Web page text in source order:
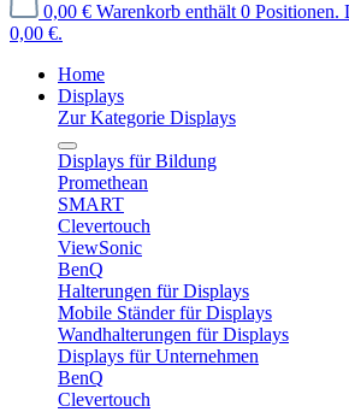
0,00 € Warenkorb enthält 0 Positionen.
0,00 €.
Home
Displays
Zur Kategorie Displays
Displays für Bildung
Promethean
SMART
Clevertouch
ViewSonic
BenQ
Halterungen für Displays
Mobile Ständer für Displays
Wandhalterungen für Displays
Displays für Unternehmen
BenQ
Clevertouch